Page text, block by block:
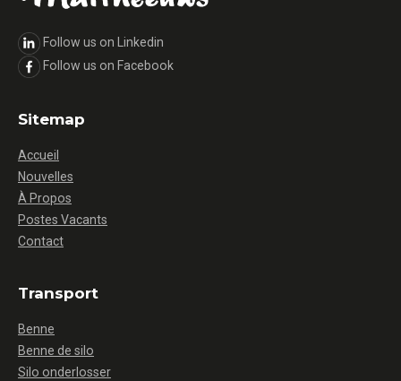
Follow us on Linkedin
Follow us on Facebook
Sitemap
Accueil
Nouvelles
À Propos
Postes Vacants
Contact
Transport
Benne
Benne de silo
Silo onderlosser